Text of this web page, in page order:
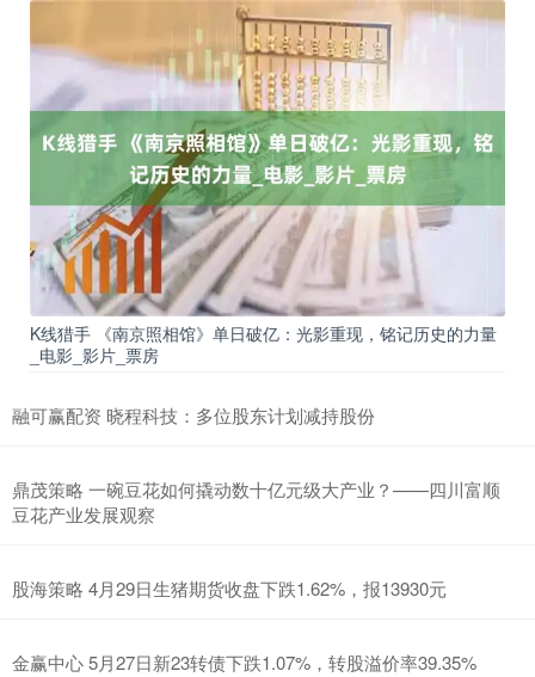
K线猎手 《南京照相馆》单日破亿：光影重现，铭记历史的力量
_电影_影片_票房
融可赢配资 晓程科技：多位股东计划减持股份
鼎茂策略 一碗豆花如何撬动数十亿元级大产业？——四川富顺
豆花产业发展观察
股海策略 4月29日生猪期货收盘下跌1.62%，报13930元
金赢中心 5月27日新23转债下跌1.07%，转股溢价率39.35%